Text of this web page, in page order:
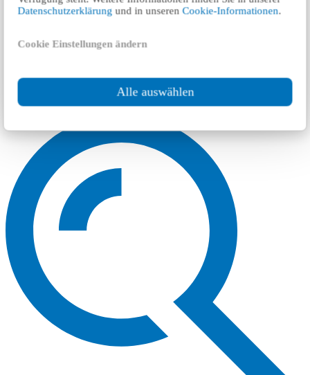
Datenschutzerklärung und in unserenCookie-Informationen.
Cookie Einstellungen ändern
Alle auswählen